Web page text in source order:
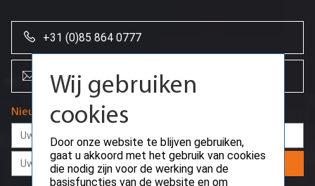
+31 (0)85 864 0777
info@creoserver.com
Nieuwsbrief
Aanmelden
Wij gebruiken
cookies
Door onze website te blijven gebruiken,
gaat u akkoord met het gebruik van cookies
die nodig zijn voor de werking van de
basisfuncties van de website en om